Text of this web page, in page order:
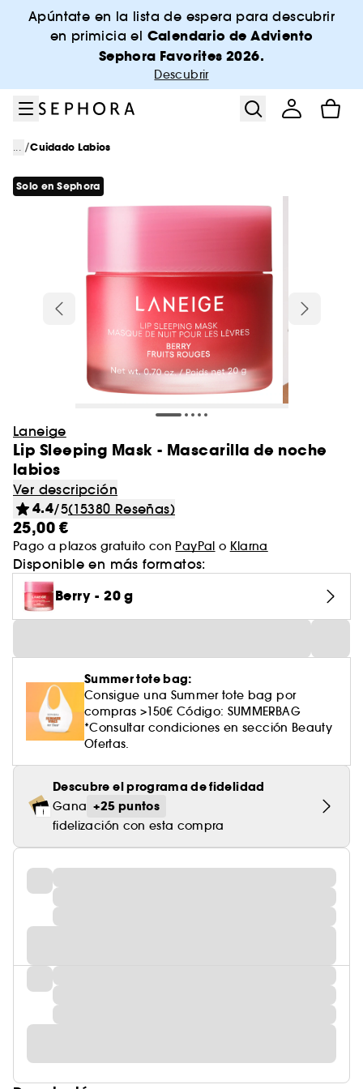
Ir al menú
Ir al contenido principal
Ir al pie de página
Apúntate en la lista de espera para descubrir
en primicia el Calendario de Adviento
Sephora Favorites 2026.
Descubrir
... /Cuidado Labios
Solo en Sephora
Laneige
Lip Sleeping Mask - Mascarilla de noche
labios
Ver descripción
4.4/5(15380 Reseñas)
25,00 €
Pago a plazos gratuito con PayPal o Klarna
Disponible en más formatos:
Berry - 20 g
Summer tote bag:
Consigue una Summer tote bag por
compras >150€ Código: SUMMERBAG
*Consultar condiciones en sección Beauty
Ofertas.
Descubre el programa de fidelidad
Gana +25 puntos
fidelización con esta compra